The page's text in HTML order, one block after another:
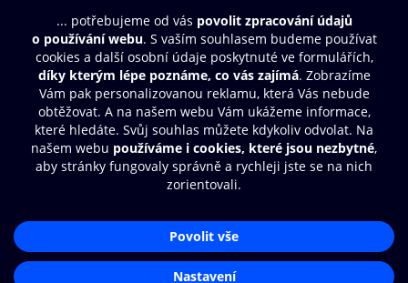
Obsah ke stažení
Moje O2 Knihovna
Další zábava
© O2 Czech Republic a.s.
Zásady zpracování osobních údajůAplikace O2 Knihovna
Čti a poslouchej své e-knihy a